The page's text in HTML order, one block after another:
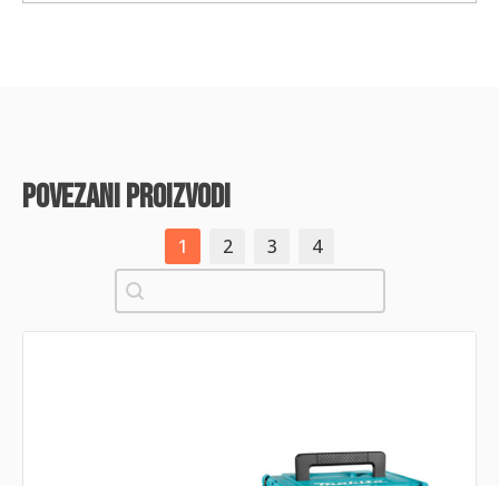
povezani proizvodi
1 2 3
4
Pretraži